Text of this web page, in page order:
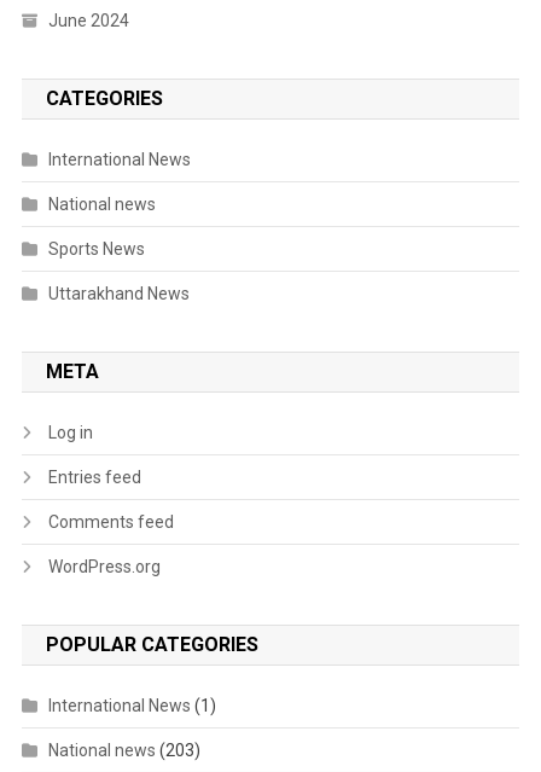
June 2024
CATEGORIES
International News
National news
Sports News
Uttarakhand News
META
Log in
Entries feed
Comments feed
WordPress.org
POPULAR CATEGORIES
International News (1)
National news (203)